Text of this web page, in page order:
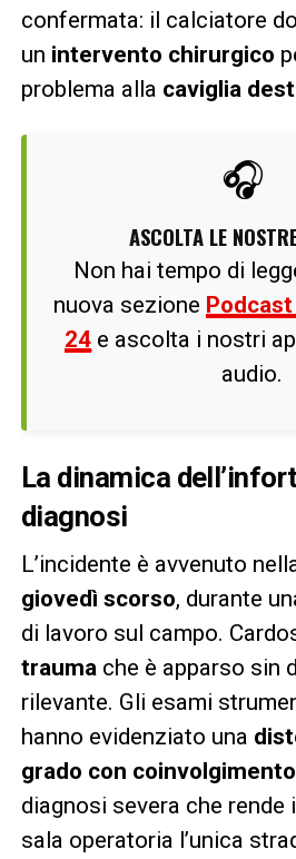
confermata: il calciatore
un intervento chirurgico
problema alla caviglia
🎧
ASCOLTA LE
Non hai tempo di
nuova sezione
24 e ascolta i nostri
audio.
La dinamica
diagnosi
L’incidente è avvenuto
giovedì scorso, durante
di lavoro sul campo.
trauma che è apparso sin
rilevante. Gli esami
hanno evidenziato una
grado con
diagnosi severa che rende
sala operatoria l’unica